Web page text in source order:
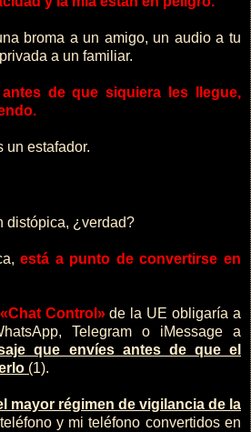
broma a un amigo, un audio a tu
a un familiar.
de que siquiera les llegue,
un estafador.
distópica, ¿verdad?
está a punto de convertirse en
«Chat Control»de la UE obligaría a
Telegram o iMessage a
que envíes antes de que el
(1).
mayor régimen de vigilancia de la
y mi teléfono convertidos en